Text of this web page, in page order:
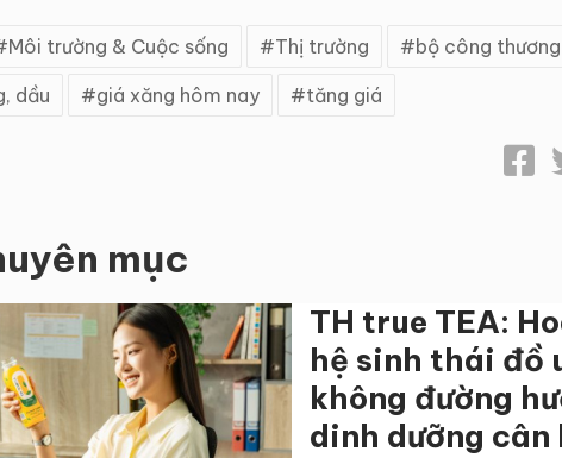
Môi trường & Cuộc sống Thị trường bộ công thương
dầu giá xăng hôm nay tăng giá
mục
TH true TEA:
hệ sinh thái đồ
không đường
dinh dưỡng cân